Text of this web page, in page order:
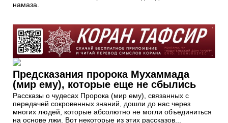
намаза.
Предсказания пророка Мухаммада
(мир ему), которые еще не сбылись
Рассказы о чудесах Пророка (мир ему), связанных с
передачей сокровенных знаний, дошли до нас через
многих людей, которые абсолютно не могли объединиться
на основе лжи. Вот некоторые из этих рассказов...